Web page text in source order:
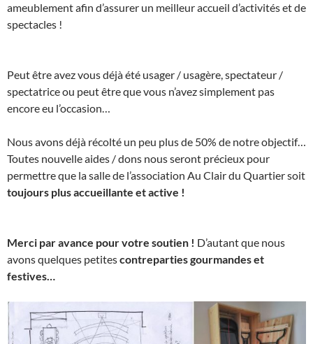
ameublement afin d’assurer un meilleur accueil d’activités et de
spectacles !
Peut être avez vous déjà été usager / usagère, spectateur /
spectatrice ou peut être que vous n’avez simplement pas
encore eu l’occasion…
Nous avons déjà récolté un peu plus de 50% de notre objectif…
Toutes nouvelle aides / dons nous seront précieux pour
permettre que la salle de l’association Au Clair du Quartier soit
toujours plus accueillante et active !
Merci par avance pour votre soutien ! D’autant que nous
avons quelques petitescontreparties gourmandes et
festives…